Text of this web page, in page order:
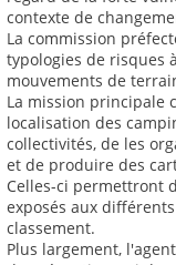
contexte de
La commission
typologies de risques
mouvements de
La mission principale
localisation des
collectivités, de les
et de produire des
Celles-ci permettront
exposés aux
classement.
Plus largement,